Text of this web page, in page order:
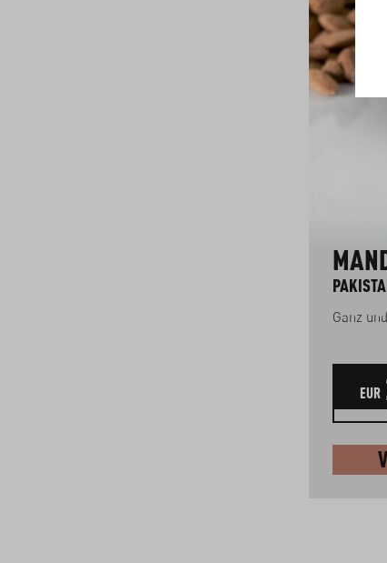
Ganz
EUR